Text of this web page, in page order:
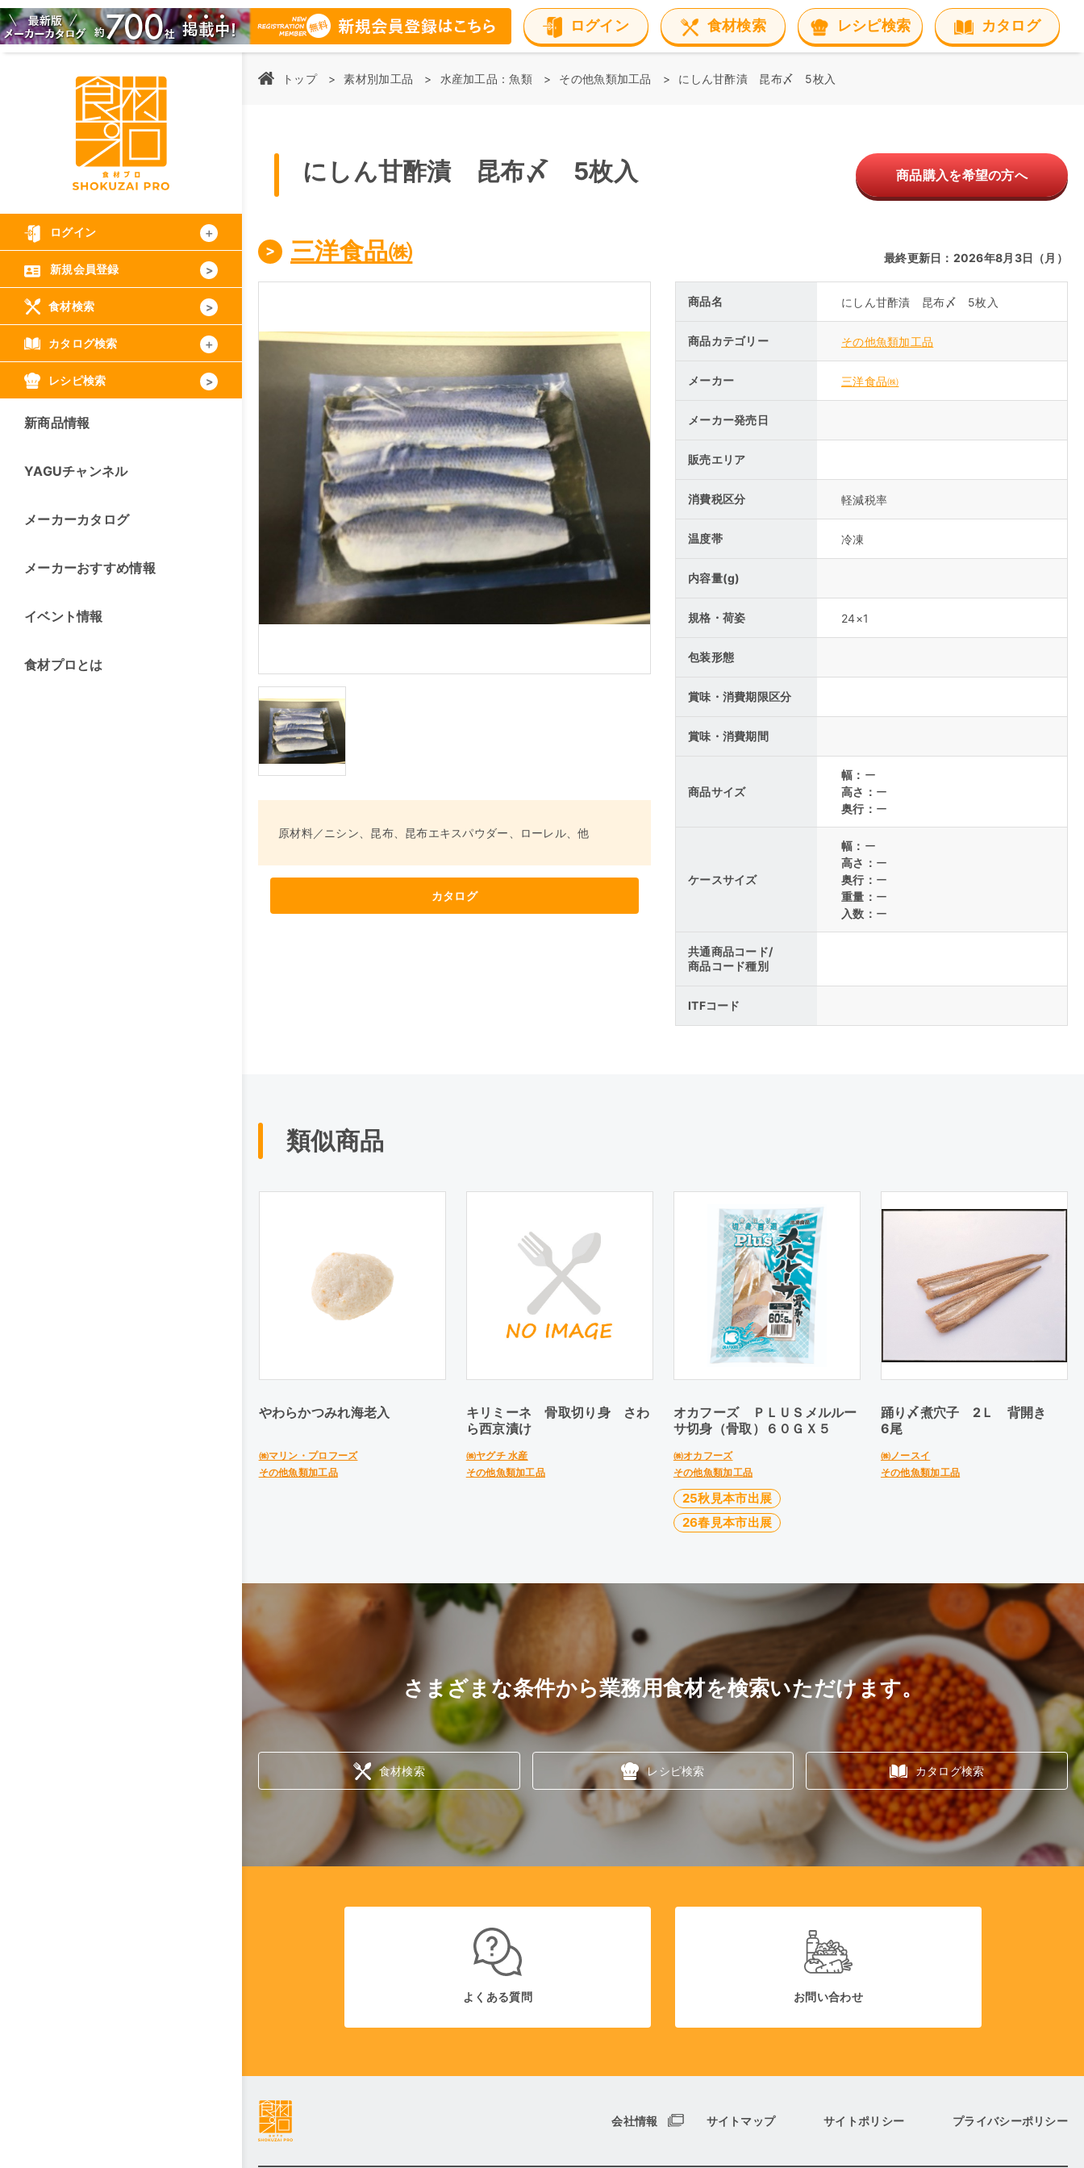
ログイン 食材検索 レシピ検索 カタログ
ログイン
新規会員登録
食材検索
カタログ検索
レシピ検索
新商品情報
YAGUチャンネル
メーカーカタログ
メーカーおすすめ情報
イベント情報
食材プロとは
トップ 素材別加工品 水産加工品：魚類 その他魚類加工品 にしん甘酢漬 昆布〆 5枚入
にしん甘酢漬 昆布〆 5枚入 商品購入を希望の方へ
三洋食品㈱ 最終更新日：2026年8月3日（月）
原材料／ニシン、昆布、昆布エキスパウダー、ローレル、他
カタログ
商品名 にしん甘酢漬 昆布〆 5枚入
商品カテゴリー その他魚類加工品
メーカー 三洋食品㈱
メーカー発売日
販売エリア
消費税区分 軽減税率
温度帯 冷凍
内容量(g)
規格・荷姿 24×1
包装形態
賞味・消費期限区分
賞味・消費期間
商品サイズ
幅： ー
高さ： ー
奥行： ー
ケースサイズ
幅： ー
高さ： ー
奥行： ー
重量： ー
入数： ー
共通商品コード/
商品コード種別
ITFコード
類似商品
やわらかつみれ海老入
㈱マリン・プロフーズ
その他魚類加工品
キリミーネ 骨取切り身 さわ
ら西京漬け
㈱ヤグチ 水産
その他魚類加工品
オカフーズ ＰＬＵＳメルルー
サ切身（骨取）６０ＧＸ５
㈱オカフーズ
その他魚類加工品
25秋見本市出展
26春見本市出展
踊り〆煮穴子 2Ｌ 背開き
6尾
㈱ノースイ
その他魚類加工品
さまざまな条件から業務用食材を検索いただけます。
食材検索 レシピ検索 カタログ検索
よくある質問 お問い合わせ
会社情報 サイトマップ サイトポリシー プライバシーポリシー